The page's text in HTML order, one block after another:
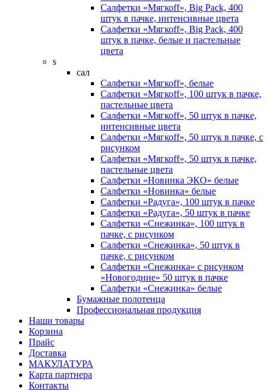
Салфетки «Мягкоff», Big Pack, 400
штук в пачке, интенсивные цвета
Салфетки «Мягкоff», Big Pack, 400
штук в пачке, белые и пастельные
цвета
s
сал
Салфетки «Мягкоff», белые
Салфетки «Мягкоff», 100 штук в пачке,
пастельные цвета
Салфетки «Мягкоff», 50 штук в пачке,
интенсивные цвета
Салфетки «Мягкоff», 50 штук в пачке, с
рисунком
Салфетки «Мягкоff», 50 штук в пачке,
пастельные цвета
Салфетки «Новинка ЭКО» белые
Салфетки «Новинка» белые
Салфетки «Радуга», 100 штук в пачке
Салфетки «Радуга», 50 штук в пачке
Салфетки «Снежинка», 100 штук в
пачке, с рисунком
Салфетки «Снежинка», 50 штук в
пачке, с рисунком
Салфетки «Снежинка» с рисунком
«Новогодние» 50 штук в пачке
Салфетки «Снежинка» белые
Бумажные полотенца
Профессиональная продукция
Наши товары
Корзина
Прайс
Доставка
МАКУЛАТУРА
Карта партнера
Контакты